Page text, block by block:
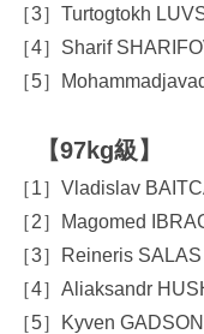
［3］Turtogtokh
［4］Sharif
［5］
【97kg級】
［1］Vladislav
［2］Magomed
［3］Reineris
［4］Aliaksandr
［5］Kyven